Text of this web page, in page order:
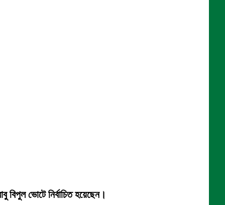
বিপুল ভোটে নির্বাচিত হয়েছেন।